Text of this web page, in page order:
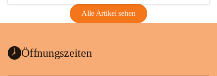
Alle Artikel sehen
Öffnungszeiten